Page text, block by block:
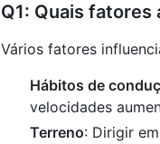
Q1: Quais fatores
Vários fatores
Hábitos de
velocidades
Terreno: Dirigir